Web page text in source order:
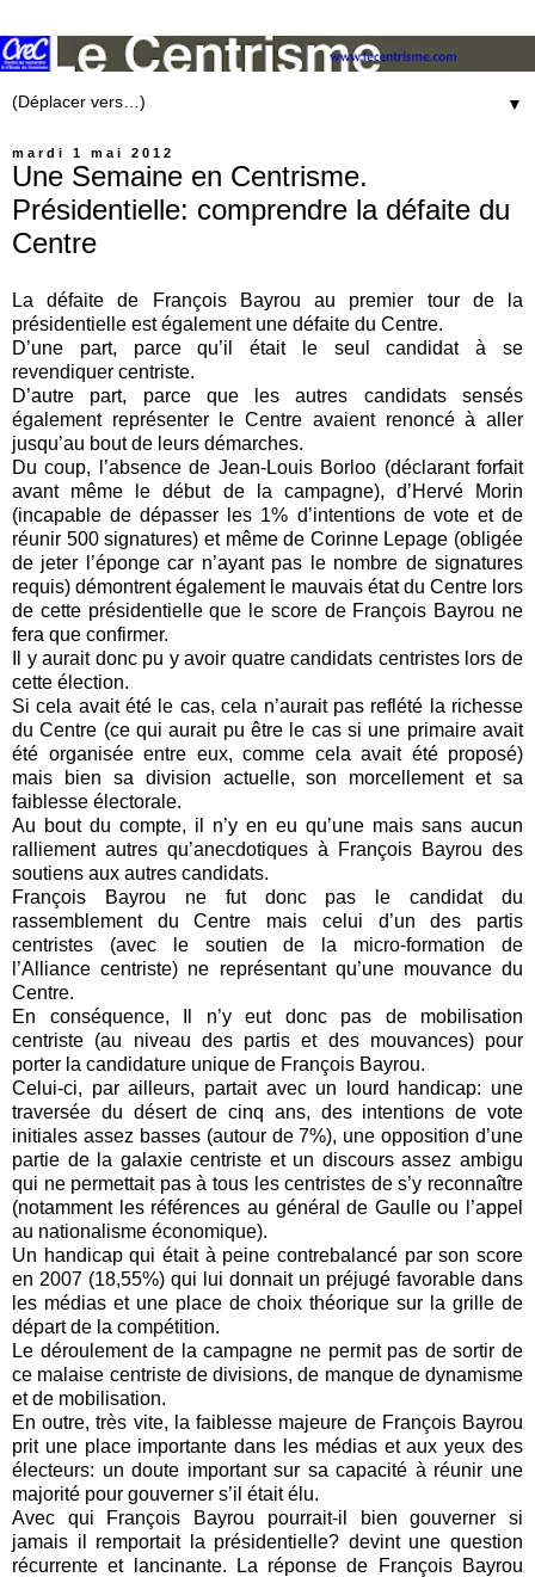
▼
mardi 1 mai 2012
Une Semaine en Centrisme.
Présidentielle: comprendre la défaite du
Centre
La défaite de François Bayrou au premier tour de la
présidentielle est également une défaite du Centre.
D’une part, parce qu’il était le seul candidat à se
revendiquer centriste.
D’autre part, parce que les autres candidats sensés
également représenter le Centre avaient renoncé à aller
jusqu’au bout de leurs démarches.
Du coup, l’absence de Jean-Louis Borloo (déclarant forfait
avant même le début de la campagne), d’Hervé Morin
(incapable de dépasser les 1% d’intentions de vote et de
réunir 500 signatures) et même de Corinne Lepage (obligée
de jeter l’éponge car n’ayant pas le nombre de signatures
requis) démontrent également le mauvais état du Centre lors
de cette présidentielle que le score de François Bayrou ne
fera que confirmer.
Il y aurait donc pu y avoir quatre candidats centristes lors de
cette élection.
Si cela avait été le cas, cela n’aurait pas reflété la richesse
du Centre (ce qui aurait pu être le cas si une primaire avait
été organisée entre eux, comme cela avait été proposé)
mais bien sa division actuelle, son morcellement et sa
faiblesse électorale.
Au bout du compte, il n’y en eu qu’une mais sans aucun
ralliement autres qu’anecdotiques à François Bayrou des
soutiens aux autres candidats.
François Bayrou ne fut donc pas le candidat du
rassemblement du Centre mais celui d’un des partis
centristes (avec le soutien de la micro-formation de
l’Alliance centriste) ne représentant qu’une mouvance du
Centre.
En conséquence, Il n’y eut donc pas de mobilisation
centriste (au niveau des partis et des mouvances) pour
porter la candidature unique de François Bayrou.
Celui-ci, par ailleurs, partait avec un lourd handicap: une
traversée du désert de cinq ans, des intentions de vote
initiales assez basses (autour de 7%), une opposition d’une
partie de la galaxie centriste et un discours assez ambigu
qui ne permettait pas à tous les centristes de s’y reconnaître
(notamment les références au général de Gaulle ou l’appel
au nationalisme économique).
Un handicap qui était à peine contrebalancé par son score
en 2007 (18,55%) qui lui donnait un préjugé favorable dans
les médias et une place de choix théorique sur la grille de
départ de la compétition.
Le déroulement de la campagne ne permit pas de sortir de
ce malaise centriste de divisions, de manque de dynamisme
et de mobilisation.
En outre, très vite, la faiblesse majeure de François Bayrou
prit une place importante dans les médias et aux yeux des
électeurs: un doute important sur sa capacité à réunir une
majorité pour gouverner s’il était élu.
Avec qui François Bayrou pourrait-il bien gouverner si
jamais il remportait la présidentielle? devint une question
récurrente et lancinante. La réponse de François Bayrou